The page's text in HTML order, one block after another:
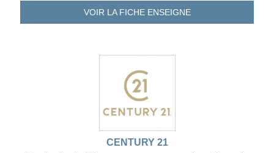
VOIR LA FICHEENSEIGNE
CENTURY 21